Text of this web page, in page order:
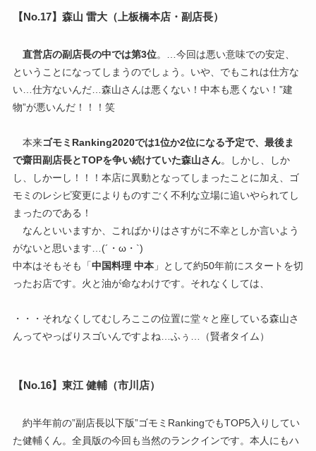
【No.17】森山 雷大（上板橋本店・副店長）
直営店の副店長の中では第3位。…今回は悪い意味での安定、
ということになってしまうのでしょう。いや、でもこれは仕方な
い…仕方ないんだ…森山さんは悪くない！中本も悪くない！”建
物”が悪いんだ！！！笑
本来ゴモミRanking2020では1位か2位になる予定で、最後ま
で齋田副店長とTOPを争い続けていた森山さん。しかし、しか
し、しかーし！！！本店に異動となってしまったことに加え、ゴ
モミのレシピ変更によりものすごく不利な立場に追いやられてし
まったのである！
なんといいますか、こればかりはさすがに不幸としか言いよう
がないと思います…(´・ω・`)
中本はそもそも「中国料理 中本」として約50年前にスタートを切
ったお店です。火と油が命なわけです。それなくしては、
・・・それなくしてむしろここの位置に堂々と座している森山さ
んってやっぱりスゴいんですよね…ふぅ…（賢者タイム）
【No.16】東江 健輔（市川店）
約半年前の”副店長以下版”ゴモミRankingでもTOP5入りしてい
た健輔くん。全員版の今回も当然のランクインです。本人にもハ